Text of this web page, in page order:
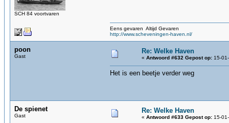
SCH 84 voortvaren
Eens gevaren Altijd Gevaren
http://www.scheveningen-haven.nl/
poon
Gast
Re: Welke Haven
« Antwoord #632 Gepost op: 15-
Het is een beetje verder weg
De spienet
Gast
Re: Welke Haven
« Antwoord #633 Gepost op: 15-